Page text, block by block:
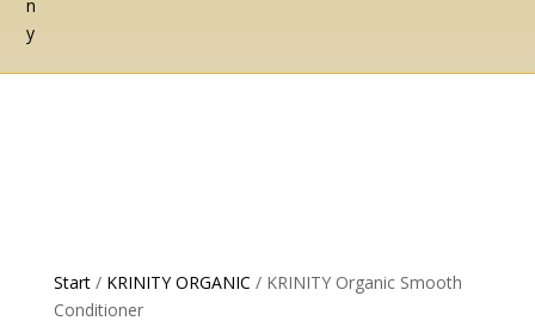
Start/ KRINITY ORGANIC / KRINITY Organic Smooth
Conditioner